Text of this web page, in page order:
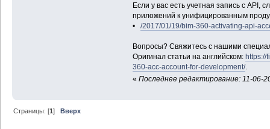
Если у вас есть учетная запись с API,
приложений к унифицированным
• /2017/01/19/bim-360-activating-api-
Вопросы? Свяжитесь с нашими
Оригинал статьи на английском: https://
360-acc-account-for-development/.
« Последнее редактирование: 11-06-
Страницы: [1]Вверх